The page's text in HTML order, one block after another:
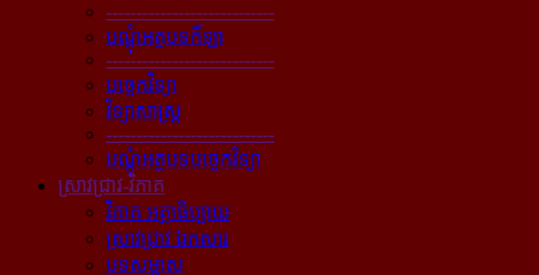
----------------------------
បណ្ដុំអត្ថបទកីឡា
----------------------------
បច្ចេកវិទ្យា
វិទ្យាសាស្ត្រ
----------------------------
បណ្ដុំអត្ថបទបច្ចេកវិទ្យា
ស្រាវជ្រាវ-វិភាគ
វិភាគ អត្ថាធិប្បាយ
ស្រាវជ្រាវ ឯកសារ
បទសម្ភាស